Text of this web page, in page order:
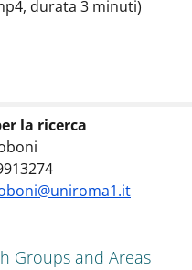
durata 3 minuti)
la ricerca
SECOND NAVIGATION
Groups and Areas